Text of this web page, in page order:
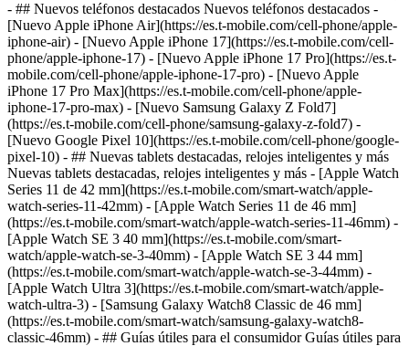
- ## Nuevos teléfonos destacados Nuevos teléfonos destacados -
[Nuevo Apple iPhone Air](https://es.t-mobile.com/cell-phone/apple-
iphone-air) - [Nuevo Apple iPhone 17](https://es.t-mobile.com/cell-
phone/apple-iphone-17) - [Nuevo Apple iPhone 17 Pro](https://es.t-
mobile.com/cell-phone/apple-iphone-17-pro) - [Nuevo Apple
iPhone 17 Pro Max](https://es.t-mobile.com/cell-phone/apple-
iphone-17-pro-max) - [Nuevo Samsung Galaxy Z Fold7]
(https://es.t-mobile.com/cell-phone/samsung-galaxy-z-fold7) -
[Nuevo Google Pixel 10](https://es.t-mobile.com/cell-phone/google-
pixel-10) - ## Nuevas tablets destacadas, relojes inteligentes y más
Nuevas tablets destacadas, relojes inteligentes y más - [Apple Watch
Series 11 de 42 mm](https://es.t-mobile.com/smart-watch/apple-
watch-series-11-42mm) - [Apple Watch Series 11 de 46 mm]
(https://es.t-mobile.com/smart-watch/apple-watch-series-11-46mm) -
[Apple Watch SE 3 40 mm](https://es.t-mobile.com/smart-
watch/apple-watch-se-3-40mm) - [Apple Watch SE 3 44 mm]
(https://es.t-mobile.com/smart-watch/apple-watch-se-3-44mm) -
[Apple Watch Ultra 3](https://es.t-mobile.com/smart-watch/apple-
watch-ultra-3) - [Samsung Galaxy Watch8 Classic de 46 mm]
(https://es.t-mobile.com/smart-watch/samsung-galaxy-watch8-
classic-46mm) - ## Guías útiles para el consumidor Guías útiles para